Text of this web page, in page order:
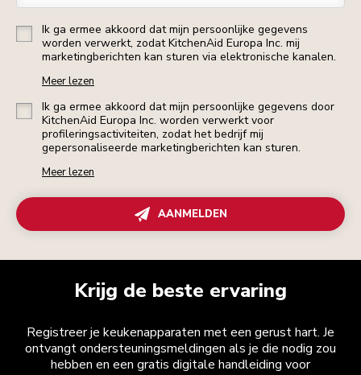
Ik ga ermee akkoord dat mijn persoonlijke gegevens
worden verwerkt, zodat KitchenAid Europa Inc. mij
marketingberichten kan sturen via elektronische kanalen.
Meer lezen
Ik ga ermee akkoord dat mijn persoonlijke gegevens door
KitchenAid Europa Inc. worden verwerkt voor
profileringsactiviteiten, zodat het bedrijf mij
gepersonaliseerde marketingberichten kan sturen.
Meer lezen
AANMELDEN
Krijg de beste ervaring
Registreer je keukenapparaten met een gerust hart. Je
ontvangt ondersteuningsmeldingen als je die nodig zou
hebben en een gratis digitale handleiding voor